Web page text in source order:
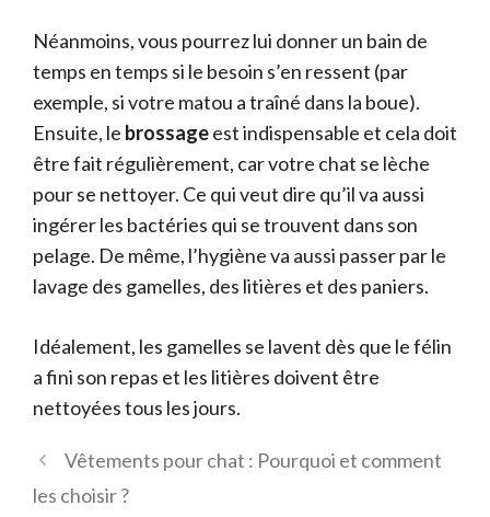
Néanmoins, vous pourrez lui donner un bain de
temps en temps si le besoin s’en ressent (par
exemple, si votre matou a traîné dans la boue).
Ensuite, le brossageest indispensable et cela doit
être fait régulièrement, car votre chat se lèche
pour se nettoyer. Ce qui veut dire qu’il va aussi
ingérer les bactéries qui se trouvent dans son
pelage. De même, l’hygiène va aussi passer par le
lavage des gamelles, des litières et des paniers.
Idéalement, les gamelles se lavent dès que le félin
a fini son repas et les litières doivent être
nettoyées tous les jours.
Vêtements pour chat : Pourquoi et comment
les choisir ?